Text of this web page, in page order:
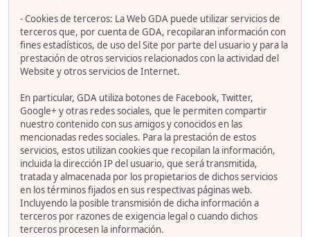
- Cookies de terceros: La Web GDA puede utilizar servicios de
terceros que, por cuenta de GDA, recopilaran información con
fines estadísticos, de uso del Site por parte del usuario y para la
prestación de otros servicios relacionados con la actividad del
Website y otros servicios de Internet.
En particular, GDA utiliza botones de Facebook, Twitter,
Google+ y otras redes sociales, que le permiten compartir
nuestro contenido con sus amigos y conocidos en las
mencionadas redes sociales. Para la prestación de estos
servicios, estos utilizan cookies que recopilan la información,
incluida la dirección IP del usuario, que será transmitida,
tratada y almacenada por los propietarios de dichos servicios
en los términos fijados en sus respectivas páginas web.
Incluyendo la posible transmisión de dicha información a
terceros por razones de exigencia legal o cuando dichos
terceros procesen la información.